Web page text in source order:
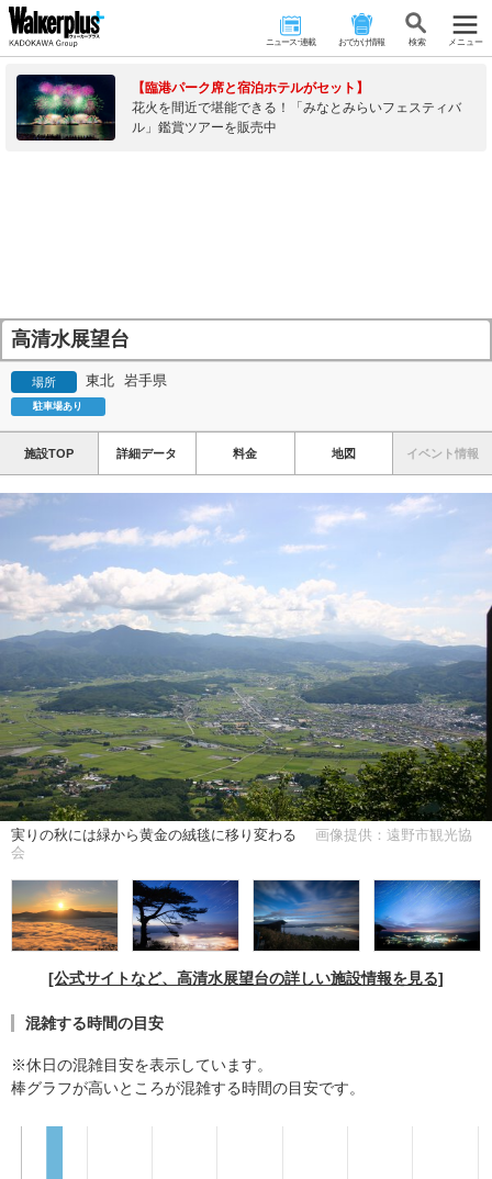
ニュース･連載 おでかけ情報 検 索 メニュー
【臨港パーク席と宿泊ホテルがセット】
花火を間近で堪能できる！「みなとみらいフェスティバ
ル」鑑賞ツアーを販売中
高清水展望台
場所 東北 岩手県
駐車場あり
施設TOP 詳細データ 料金 地図 イベント情報
実りの秋には緑から黄金の絨毯に移り変わる
画像提供：遠野市観光協
会
[公式サイトなど、高清水展望台の詳しい施設情報を見る]
混雑する時間の目安
※休日の混雑目安を表示しています。
棒グラフが高いところが混雑する時間の目安です。